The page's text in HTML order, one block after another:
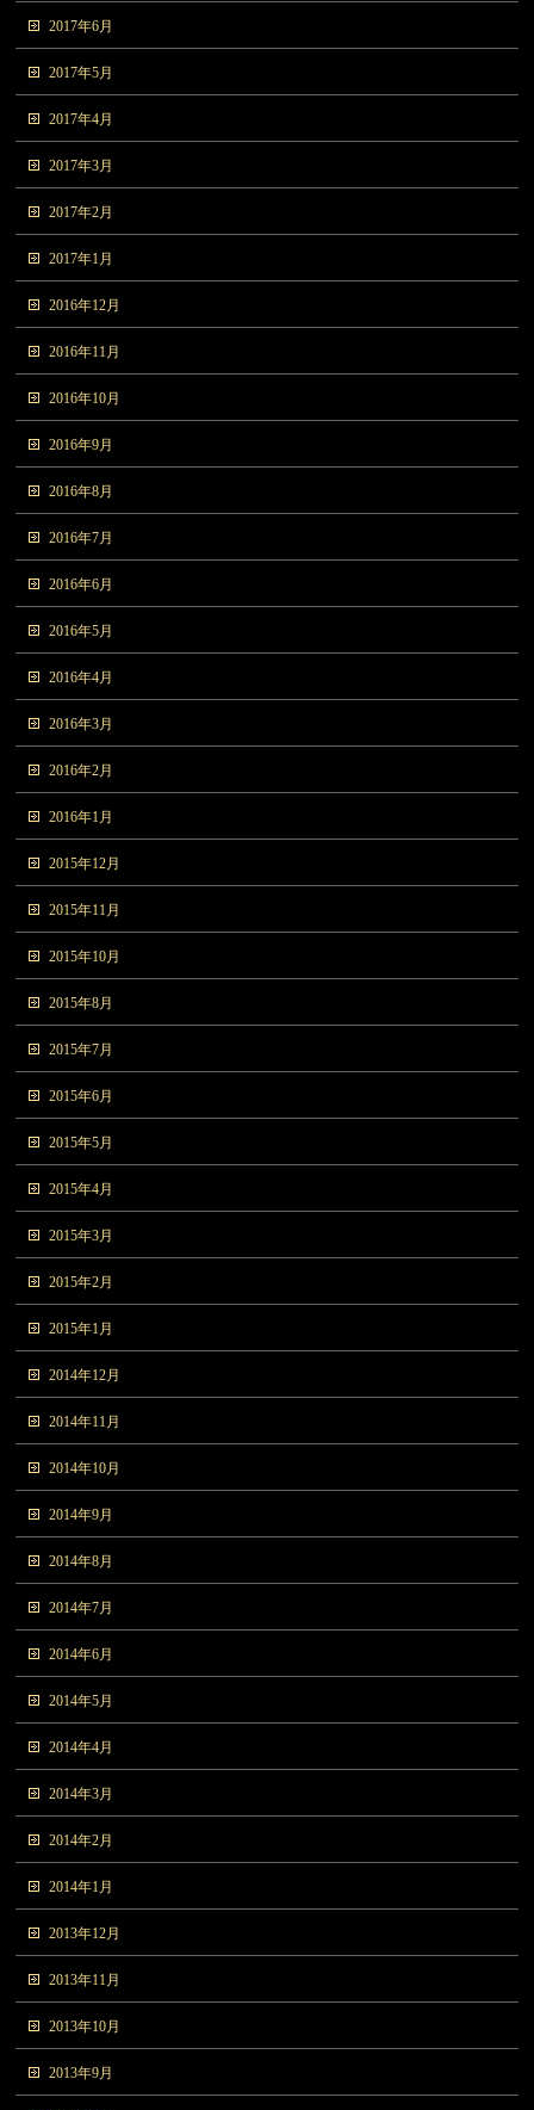
2017年6月
2017年5月
2017年4月
2017年3月
2017年2月
2017年1月
2016年12月
2016年11月
2016年10月
2016年9月
2016年8月
2016年7月
2016年6月
2016年5月
2016年4月
2016年3月
2016年2月
2016年1月
2015年12月
2015年11月
2015年10月
2015年8月
2015年7月
2015年6月
2015年5月
2015年4月
2015年3月
2015年2月
2015年1月
2014年12月
2014年11月
2014年10月
2014年9月
2014年8月
2014年7月
2014年6月
2014年5月
2014年4月
2014年3月
2014年2月
2014年1月
2013年12月
2013年11月
2013年10月
2013年9月